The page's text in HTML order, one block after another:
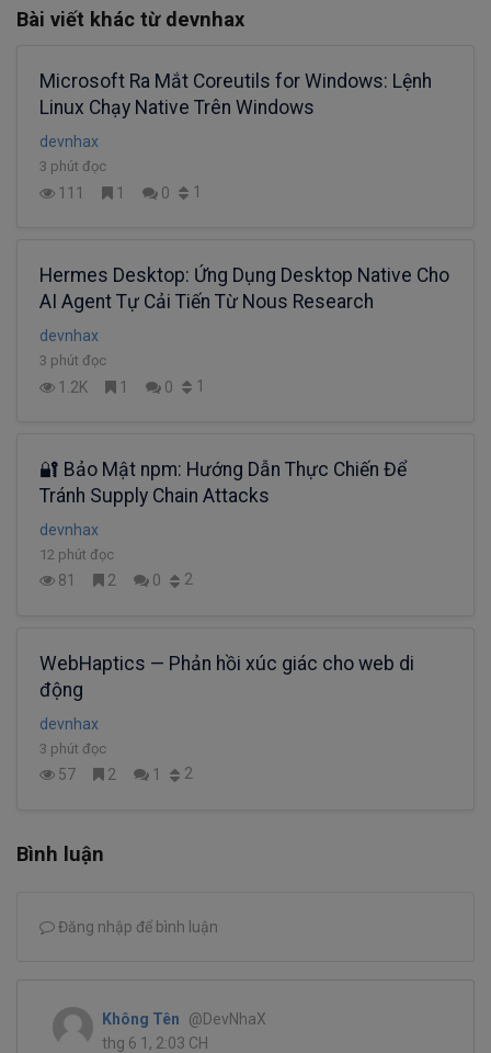
Bài viết khác từ devnhax
Microsoft Ra Mắt Coreutils for Windows: Lệnh
Linux Chạy Native Trên Windows
devnhax
3 phút đọc
111 1 0 1
Hermes Desktop: Ứng Dụng Desktop Native Cho
AI Agent Tự Cải Tiến Từ Nous Research
devnhax
3 phút đọc
1.2K 1 0 1
🔐 Bảo Mật npm: Hướng Dẫn Thực Chiến Để
Tránh Supply Chain Attacks
devnhax
12 phút đọc
81 2 0 2
WebHaptics — Phản hồi xúc giác cho web di
động
devnhax
3 phút đọc
57 2 1 2
Bình luận
Đăng nhập để bình luận
Không Tên
@DevNhaX
thg 6 1, 2:03 CH